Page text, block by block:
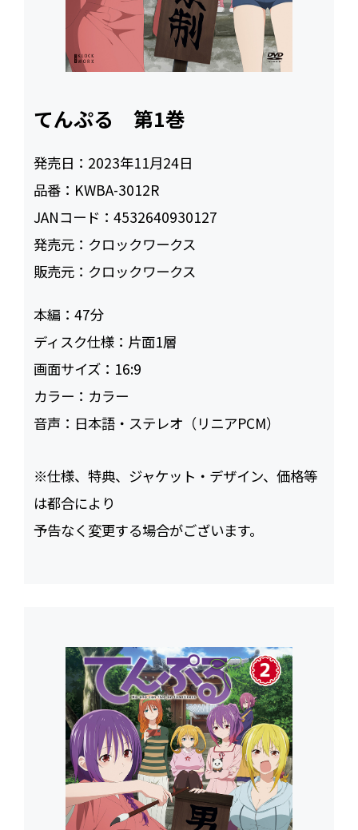
てんぷる 第1巻
発売日： 2023年11月24日
品番： KWBA-3012R
JANコード：4532640930127
発売元： クロックワークス
販売元： クロックワークス
本編：47
ディスク仕様： 片面1層
画面サイズ： 16:9
カラー： カラー
音声： 日本語・ステレオ（リニアPCM）
※仕様、特典、ジャケット・デザイン、価格等
は都合により
予告なく変更する場合がございます。